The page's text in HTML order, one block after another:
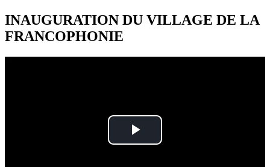
INAUGURATION DU VILLAGE DE LA
FRANCOPHONIE
Play